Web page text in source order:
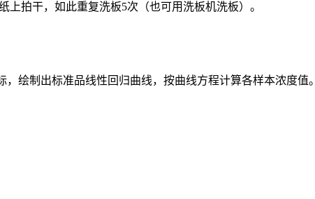
上拍干，如此重复洗板5次（也可用洗板机洗板）。
绘制出标准品线性回归曲线，按曲线方程计算各样本浓度值。